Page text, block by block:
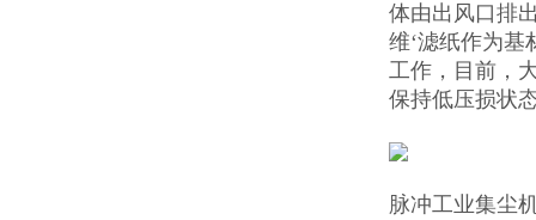
体由出风口排
维‘滤纸作为基
工作，目前，
保持低压损状
脉冲工业集尘